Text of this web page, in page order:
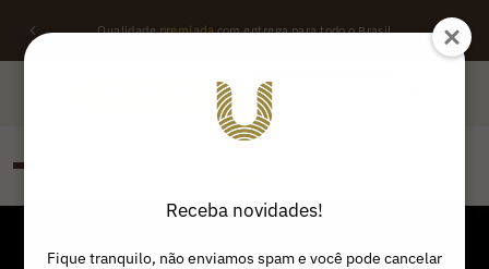
Qualidadepremiadacom entrega para todo o Brasil
ONDE ENCONTRAR
Buscar produtos:
Receba novidades!
Fique tranquilo, não enviamos spam e você pode cancelar